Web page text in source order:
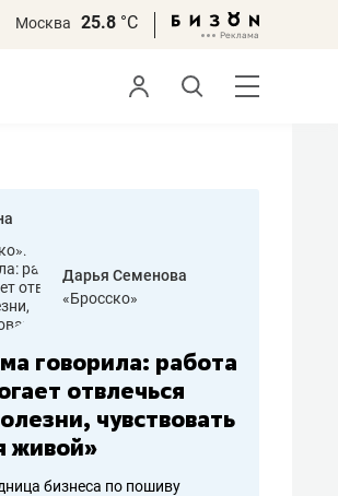
Москва 25.8 °С
Дарья Семенова
«Бросско»
говорила: работа
отвлечься
чувствовать
живой»
бизнеса по пошиву